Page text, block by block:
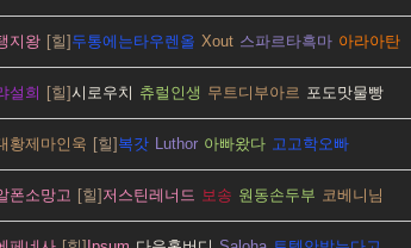
지왕 두통에는타우렌올 Xout 스파르타흑마 아라아탄
설희 시로우치 츄럴인생 무트디부아르 포도맛물빵
황제마인욱 복갓 Luthor 아빠왔다 고고학오빠
폰소망고 저스틴레너드 보송 원동손두부 코베니님